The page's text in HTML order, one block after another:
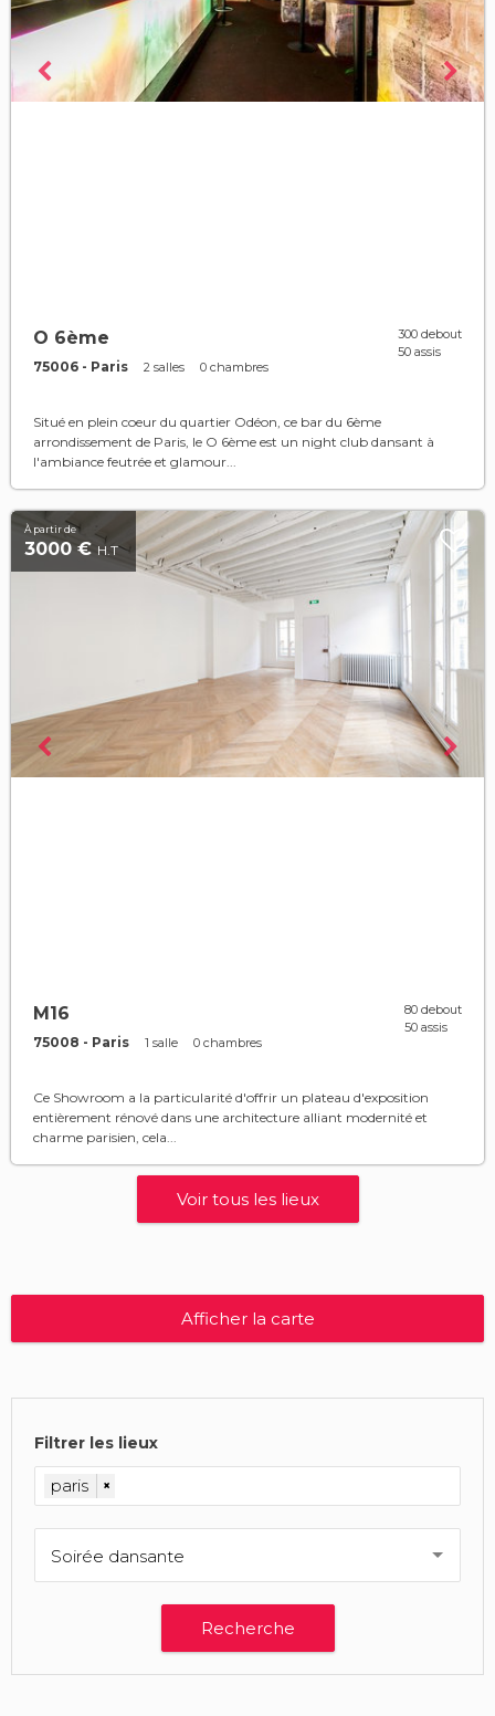
O 6ème
75006 - Paris 2 salles 0 chambres
300 debout
50 assis
Situé en plein coeur du quartier Odéon, ce bar du 6ème
arrondissement de Paris, le O 6ème est un night club dansant à
l'ambiance feutrée et glamour...
À partir de
3000 € H.T
M16
75008 - Paris 1 salle 0 chambres
80 debout
50 assis
Ce Showroom a la particularité d'offrir un plateau d'exposition
entièrement rénové dans une architecture alliant modernité et
charme parisien, cela...
Voir tous les lieux
Afficher la carte
Filtrer les lieux
paris ×
Soirée dansante